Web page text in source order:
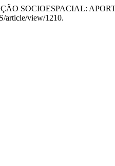
SOCIOESPACIAL:
article/view/1210.